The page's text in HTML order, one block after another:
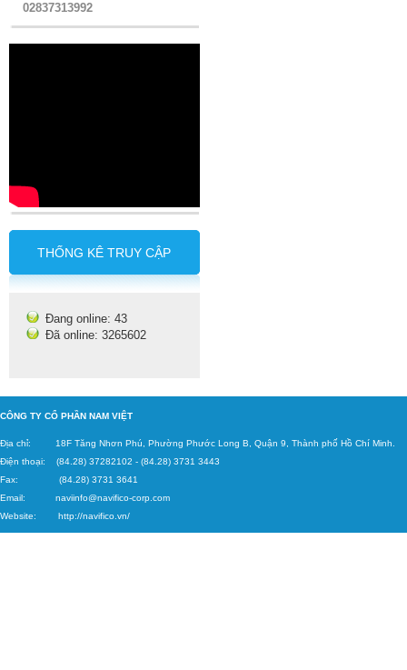
02837313992
THỐNG KÊ TRUY CẬP
Đang online: 43
Đã online: 3265602
CÔNG TY CỔ PHẦN NAM VIỆT
Địa chỉ: 18F Tăng Nhơn Phú, Phường Phước Long B, Quận 9, Thành phố Hồ Chí Minh.
Điện thoại: (84.28) 37282102 - (84.28) 3731 3443
Fax: (84.28) 3731 3641
Email: naviinfo@navifico-corp.com
Website: http://navifico.vn/